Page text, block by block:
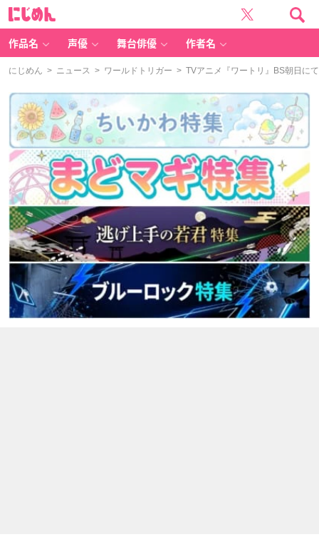
作品名 声優 舞台俳優 作者名
にじめん > ニュース > ワールドトリガー > TVアニメ『ワートリ』BS朝日に